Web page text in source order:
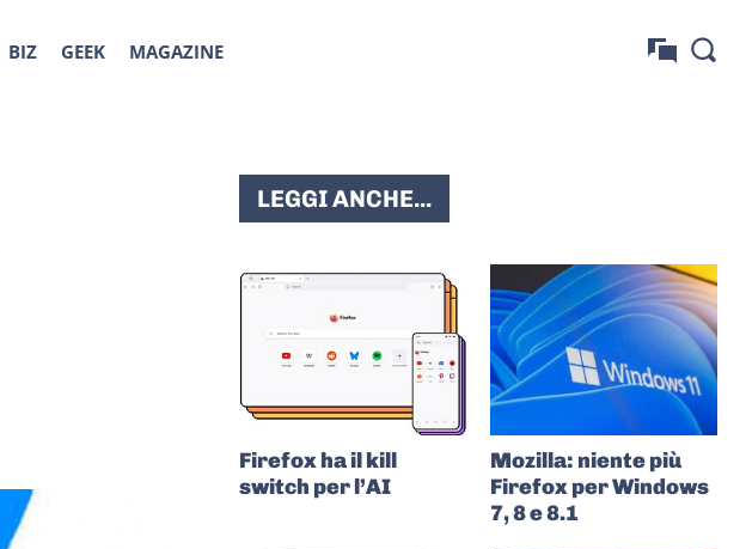
BIZ GEEK MAGAZINE
LEGGI ANCHE...
Firefox ha il kill
switch per l’AI
Mozilla: niente più
Firefox per Windows
7, 8 e 8.1